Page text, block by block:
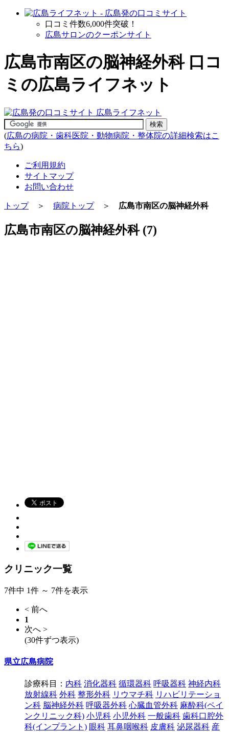
口コミ件数6,000件突破！
広島サロンのクーポンサイト
広島市南区の脳神経外科 口コ
ミの広島ライフネット
(広島の病院・歯科医院・動物病院・整体院の詳細検索はこ
ちら)
ご利用規約
サイトマップ
お問い合わせ
トップ＞ 病院トップ＞ 広島市南区の脳神経外科
広島市南区の脳神経外科 (7)
クリニック一覧
7件中 1件 ～ 7件を表示
< 前へ
1
次へ >
(30件ずつ表示)
県立広島病院
診療科目： 内科 消化器科 循環器科 呼吸器科 神経内科
放射線科 外科 整形外科 リウマチ科 リハビリテーショ
ン科 脳神経外科 呼吸器外科 心臓血管外科 麻酔科(ペイ
ンクリニック科) 小児科 小児外科 一般歯科 歯科口腔外
科(インプラント) 眼科 耳鼻咽喉科 皮膚科 泌尿器科 産